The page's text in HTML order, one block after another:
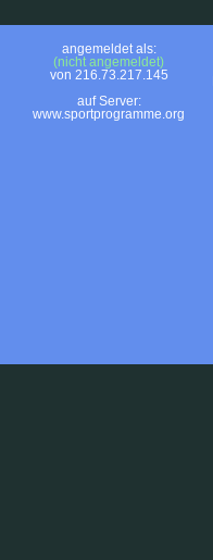
angemeldet als:
(nicht angemeldet)
von 216.73.217.145
auf Server:
www.sportprogramme.org